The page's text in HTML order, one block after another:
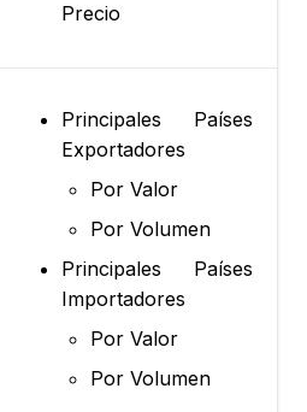
Precio
Principales Países
Exportadores
Por Valor
Por Volumen
Principales Países
Importadores
Por Valor
Por Volumen